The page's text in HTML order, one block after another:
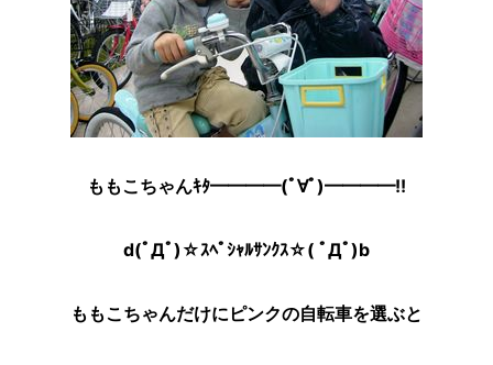
ももこちゃんｷﾀ━━━━(ﾟ∀ﾟ)━━━━!!
d(ﾟДﾟ)☆ｽﾍﾟｼｬﾙｻﾝｸｽ☆( ﾟДﾟ)b
ももこちゃんだけにピンクの自転車を選ぶと